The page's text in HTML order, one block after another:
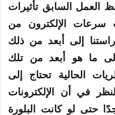
العمل السابق تأثيرات
سرعات الإلكترون من
إلى أبعد من ذلك
ما هو أبعد من تلك
الحالية تحتاج إلى
في أن الإلكترونات
حتى لو كانت البلورة